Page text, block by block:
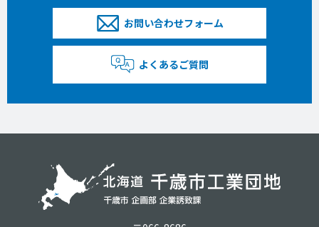
お問い合わせフォーム
よくあるご質問